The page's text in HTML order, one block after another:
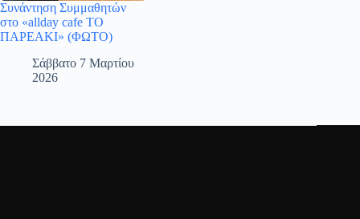
Συνάντηση Συμμαθητών
στο «allday cafe ΤΟ
ΠΑΡΕΑΚΙ» (ΦΩΤΟ)
Σάββατο 7 Μαρτίου
2026